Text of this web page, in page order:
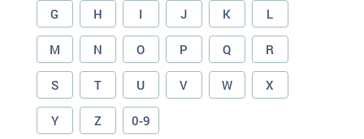
G H I J K L
M N O P Q R
S T U V W X
Y Z 0-9